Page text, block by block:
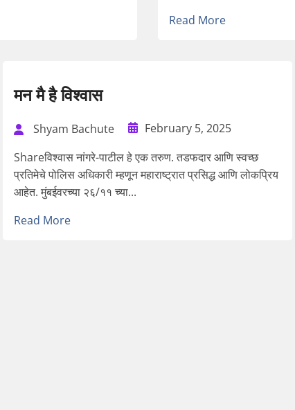
Read More
मन मै है विश्वास
Shyam Bachute
February 5, 2025
Shareविश्वास नांगरे-पाटील हे एक तरुण. तडफदार आणि स्वच्छ
प्रतिमेचे पोलिस अधिकारी म्हणून महाराष्ट्रात प्रसि‌द्ध आणि लोकप्रिय
आहेत. मुंबईवरच्या २६/११ च्या...
Read More